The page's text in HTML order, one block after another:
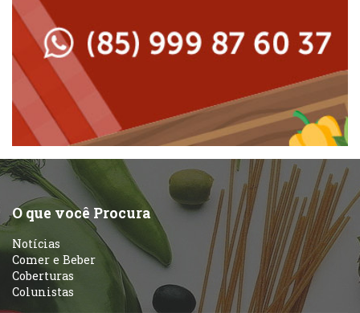
Massas
Peixes e Frutos do Mar
Pizzarias
Portuguesa
Self-service
Peixes e Frutos do Mar
Pizzarias
Portuguesa
Sobremesas e sorvetes
Variados
O que você Procura
Notícias
Comer e Beber
Coberturas
Colunistas